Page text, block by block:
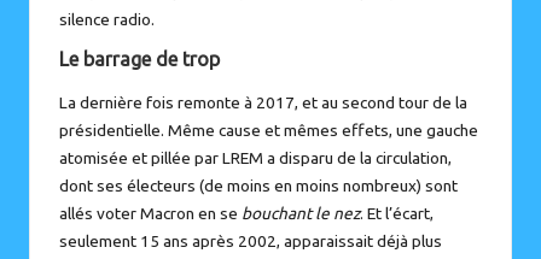
silence radio.
Le barrage de trop
La dernière fois remonte à 2017, et au second tour de la
présidentielle. Même cause et mêmes effets, une gauche
atomisée et pillée par LREM a disparu de la circulation,
dont ses électeurs (de moins en moins nombreux) sont
allés voter Macron en se bouchant le nez. Et l’écart,
seulement 15 ans après 2002, apparaissait déjà plus